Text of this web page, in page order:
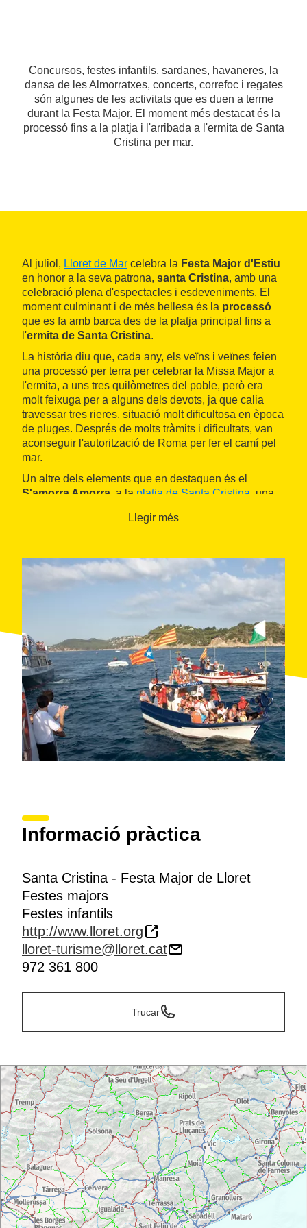
Concursos, festes infantils, sardanes, havaneres, la
dansa de les Almorratxes, concerts, correfoc i regates
són algunes de les activitats que es duen a terme
durant la Festa Major. El moment més destacat és la
processó fins a la platja i l'arribada a l'ermita de Santa
Cristina per mar.
Al juliol, Lloret de Mar celebra la Festa Major d'Estiu
en honor a la seva patrona, santa Cristina, amb una
celebració plena d'espectacles i esdeveniments. El
moment culminant i de més bellesa és la processó
que es fa amb barca des de la platja principal fins a
l'ermita de Santa Cristina.
La història diu que, cada any, els veïns i veïnes feien
una processó per terra per celebrar la Missa Major a
l'ermita, a uns tres quilòmetres del poble, però era
molt feixuga per a alguns dels devots, ja que calia
travessar tres rieres, situació molt dificultosa en època
de pluges. Després de molts tràmits i dificultats, van
aconseguir l'autorització de Roma per fer el camí pel
mar.
Un altre dels elements que en destaquen és el
S'amorra Amorra , a la platja de Santa Cristina , una
segle XIX, així com el tradicional
dansa té arrels àrabs, per l'ús d'un gerret de vidre amb
quatre gallets, anomenat almorratxa, que els balladors
porten ple d'aigua perfumada i ofereixen, després, a la
Llegir més
Informació pràctica
Santa Cristina - Festa Major de Lloret
Festes majors
Festes infantils
http://www.lloret.org
lloret-turisme@lloret.cat
972 361 800
Trucar